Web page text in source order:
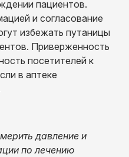
пациентов.
и согласование
избежать путаницы
Приверженность
посетителей к
в аптеке
давление и
по лечению